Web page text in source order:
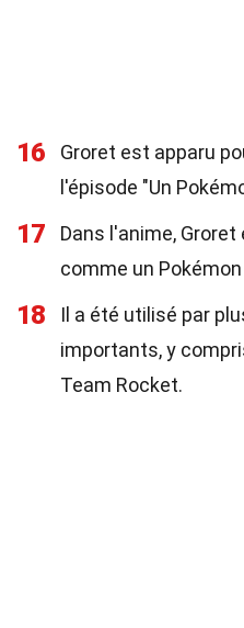
16
Groret est apparu
l'épisode "Un
17
Dans l'anime,
comme un
18
Il a été utilisé par
importants, y
Team Rocket.